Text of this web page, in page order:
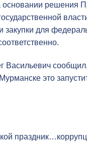
основании решения
для
Васильевич
это